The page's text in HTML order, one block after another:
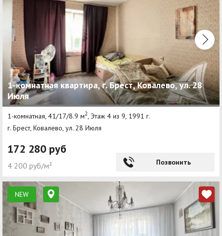
1-комнатная квартира, г. Брест, Ковалево, ул. 28
Июля
1-комнатная, 41/17/8.9 м2 , Этаж 4 из 9, 1991 г.
г. Брест, Ковалево, ул. 28 Июля
172 280 руб
4 200 руб/м² Позвонить
NEW